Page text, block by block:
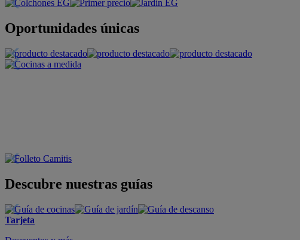
Oportunidades únicas
Descubre nuestras guías
Tarjeta